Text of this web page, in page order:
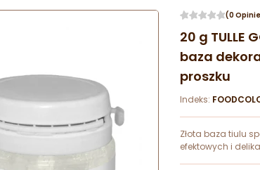
(0
20 g TULLE
baza
proszku
Indeks:
Złota baza tiulu
efektowych i